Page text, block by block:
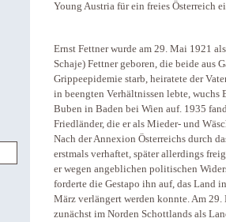
Young Austria für ein freies Österreich
Ernst Fettner wurde am 29. Mai 1921
Schaje) Fettner geboren, die beide aus
Grippeepidemie starb, heiratete der
in beengten Verhältnissen lebte, wuchs
Buben in Baden bei Wien auf. 1935
Friedländer, die er als Mieder- und
Nach der Annexion Österreichs durch
erstmals verhaftet, später allerdings
er wegen angeblichen politischen
forderte die Gestapo ihn auf, das Land
März verlängert werden konnte. Am
zunächst im Norden Schottlands als